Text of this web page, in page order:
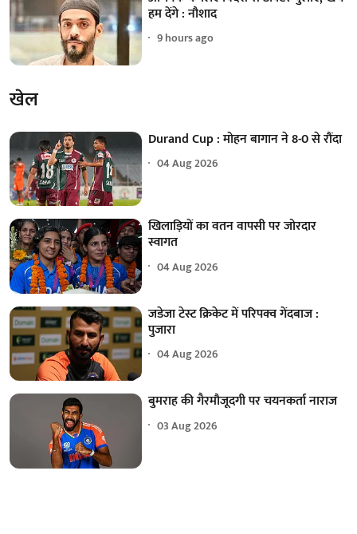
हम देंगे : नौशाद
9 hours ago
खेल
Durand Cup : मोहन बागान ने 8-0 से रौंदा
04 Aug 2026
खिलाड़ियों का वतन वापसी पर जोरदार
स्वागत
04 Aug 2026
जडेजा टेस्ट क्रिकेट में परिपक्व गेंदबाज :
पुजारा
04 Aug 2026
बुमराह की गैरमौजूदगी पर चयनकर्ता नाराज
03 Aug 2026